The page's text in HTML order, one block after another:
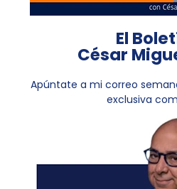
El
César
Apúntate a mi correo
exclusiva